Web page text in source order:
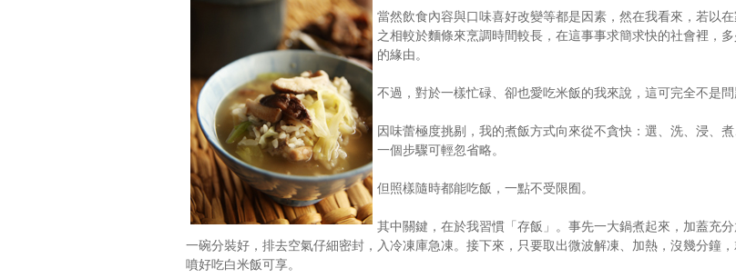
當然飲食內容與口味喜好改變等都是因素，然在我看來，若以
之相較於麵條來烹調時間較長，在這事事求簡求快的社會裡，
的緣由。
不過，對於一樣忙碌、卻也愛吃米飯的我來說，這可完全不是問
因味蕾極度挑剔，我的煮飯方式向來從不貪快：選、洗、浸、
一個步驟可輕忽省略。
但照樣隨時都能吃飯，一點不受限囿。
其中關鍵，在於我習慣「存飯」。事先一大鍋煮起來，加蓋充
一碗分裝好，排去空氣仔細密封，入冷凍庫急凍。接下來，只要取出微波解凍、加熱，沒幾分鐘
噴好吃白米飯可享。